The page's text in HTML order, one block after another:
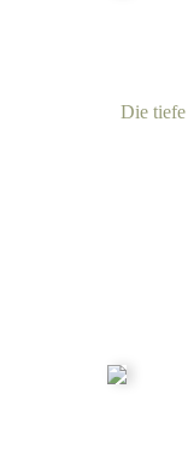
Die